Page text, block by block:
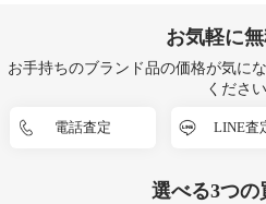
お気軽に
お手持ちのブランド品の価格が気に
ください
電話査定 LINE査
選べる3つの